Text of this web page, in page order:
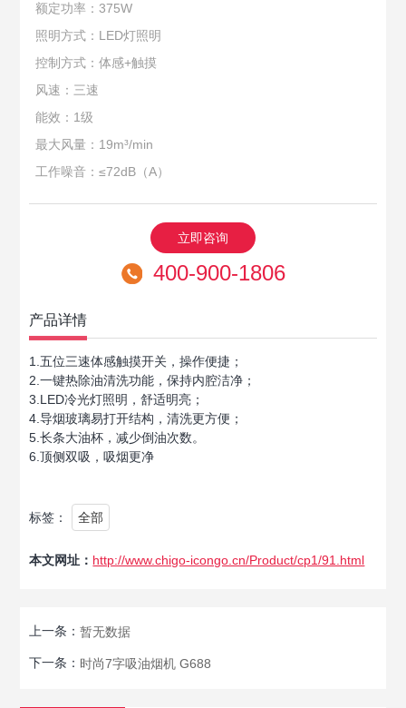
额定功率：375W
照明方式：LED灯照明
控制方式：体感+触摸
风速：三速
能效：1级
最大风量：19m³/min
工作噪音：≤72dB（A）
立即咨询
400-900-1806
产品详情
1.五位三速体感触摸开关，操作便捷；
2.一键热除油清洗功能，保持内腔洁净；
3.LED冷光灯照明，舒适明亮；
4.导烟玻璃易打开结构，清洗更方便；
5.长条大油杯，减少倒油次数。
6.顶侧双吸，吸烟更净
标签： 全部
本文网址： http://www.chigo-icongo.cn/Product/cp1/91.html
上一条：暂无数据
下一条： 时尚7字吸油烟机 G688